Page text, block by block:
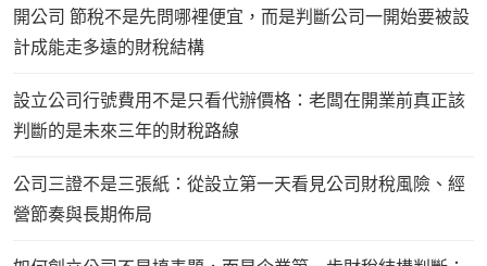
開公司 節稅不是先問哪裡便宜，而是判斷公司一開始要被設
計成能走多遠的財稅結構
設立公司行號費用不是只看代辦價格：老闆在開業前真正該
判斷的是未來三年的財稅路線
公司三證不是三張紙：從設立第一天看見公司財稅風險、經
營節奏與長期佈局